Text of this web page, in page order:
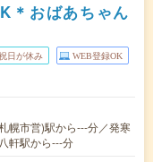
＊おばあちゃん
日が休み WEB登録OK
幌市営)駅から---分／発寒
軒駅から---分